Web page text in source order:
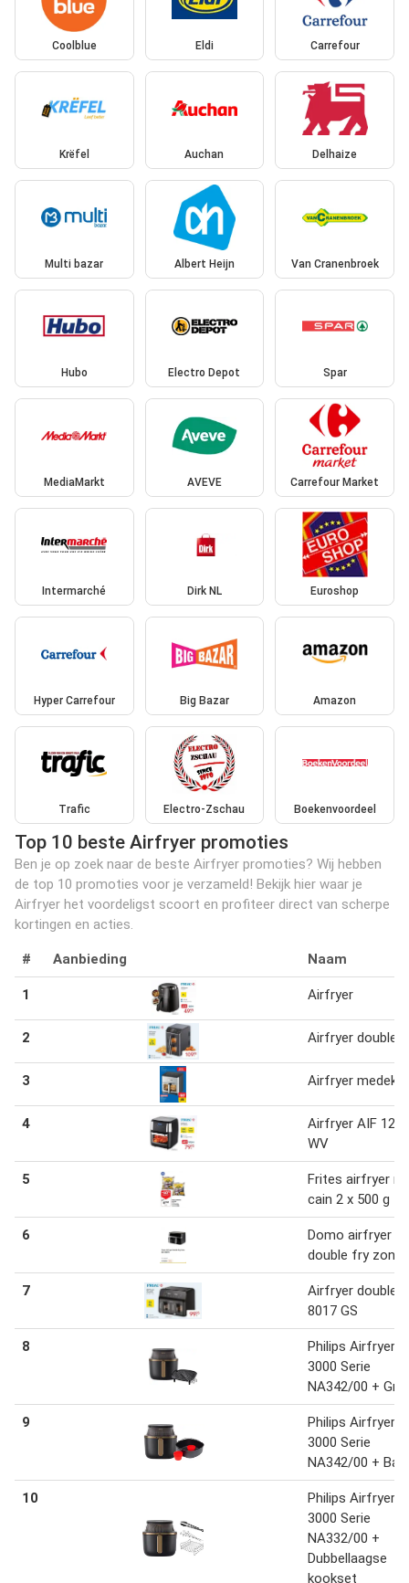
Coolblue Eldi Carrefour
Krëfel Auchan Delhaize
Multi bazar Albert Heijn Van Cranenbroek
Hubo Electro Depot Spar
MediaMarkt AVEVE Carrefour Market
Intermarché Dirk NL Euroshop
Hyper Carrefour Big Bazar Amazon
Trafic Electro-Zschau Boekenvoordeel
Top 10 beste Airfryer promoties
Ben je op zoek naar de beste Airfryer promoties? Wij hebben
de top 10 promoties voor je verzameld! Bekijk hier waar je
Airfryer het voordeligst scoort en profiteer direct van scherpe
kortingen en acties.
# Aanbieding Naam
1 Airfryer
2 Airfryer double
3 Airfryer medek
4
Airfryer AIF
WV
5
Frites airfryer
cain 2 x 500 g
6
Domo airfryer
double fry zone
7
Airfryer double
8017 GS
8
Philips Airfryer
3000 Serie
NA342/00 +
9
Philips Airfryer
3000 Serie
NA342/00 +
10
Philips Airfryer
3000 Serie
NA332/00 +
Dubbellaagse
kookset